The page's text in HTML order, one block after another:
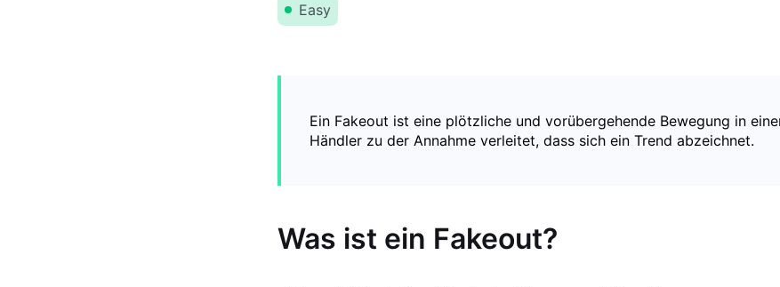
Easy
Ein Fakeout ist eine plötzliche und vorübergehende Bewegung in
Händler zu der Annahme verleitet, dass sich ein Trend abzeichnet.
Was ist ein Fakeout?